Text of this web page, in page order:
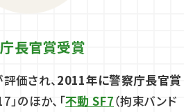
長官賞受賞
価され、 2011年に警察庁長官賞
」のほか、「不動 SF7（拘束バンド